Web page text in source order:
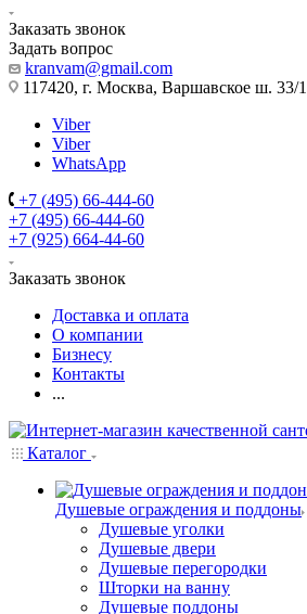
Заказать звонок
Задать вопрос
kranvam@gmail.com
117420, г. Москва, Варшавское ш. 33/
Viber
Viber
WhatsApp
+7 (495) 66-444-60
+7 (495) 66-444-60
+7 (925) 664-44-60
Заказать звонок
Доставка и оплата
О компании
Бизнесу
Контакты
...
Каталог
Душевые ограждения и поддоны
Душевые уголки
Душевые двери
Душевые перегородки
Шторки на ванну
Душевые поддоны